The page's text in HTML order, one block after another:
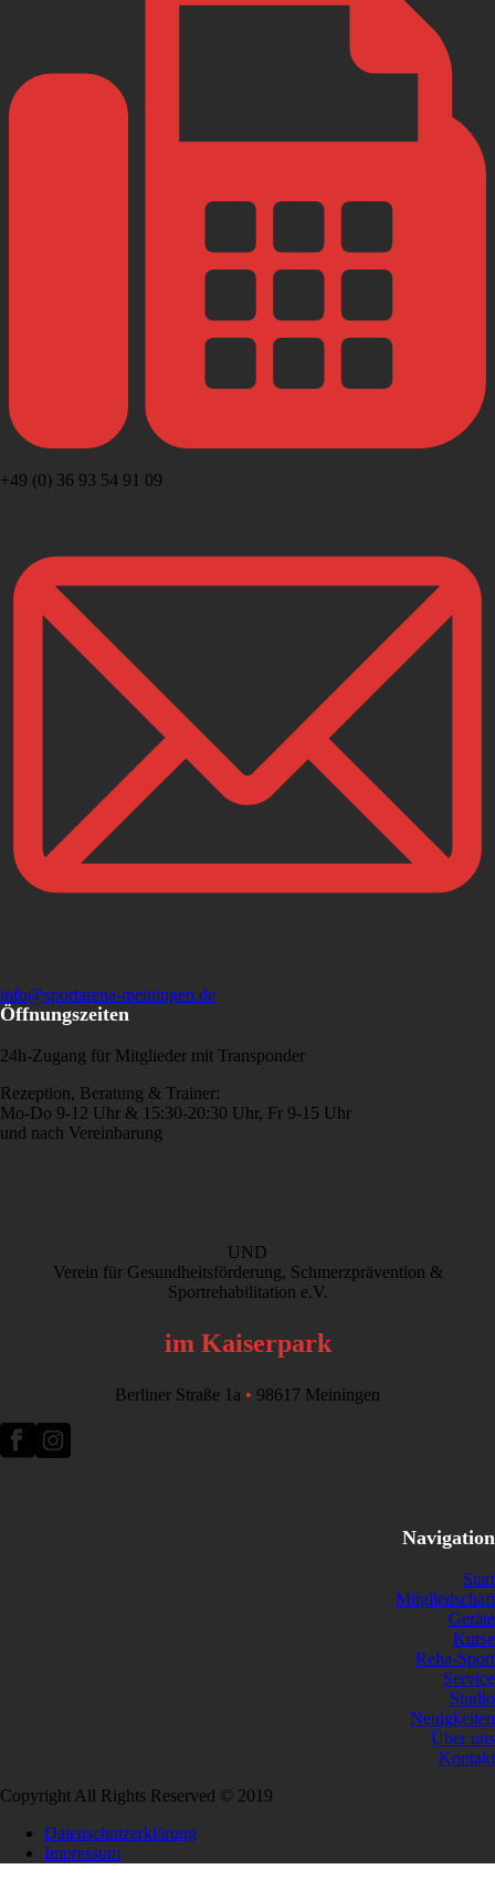
+49 (0) 36 93 54 91 09
info@sportarena-meiningen.de
Öffnungszeiten
24h-Zugang für Mitglieder mit Transponder
Rezeption, Beratung & Trainer:
Mo-Do 9-12 Uhr & 15:30-20:30 Uhr, Fr 9-15 Uhr
und nach Vereinbarung
UND
Verein für Gesundheitsförderung, Schmerzprävention &
Sportrehabilitation e.V.
im Kaiserpark
Berliner Straße 1a • 98617 Meiningen
Navigation
Start
Mitgliedschaft
Geräte
Kurse
Reha-Sport
Service
Studio
Neuigkeiten
Über uns
Kontakt
Copyright All Rights Reserved © 2019
Datenschutzerklärung
Impressum